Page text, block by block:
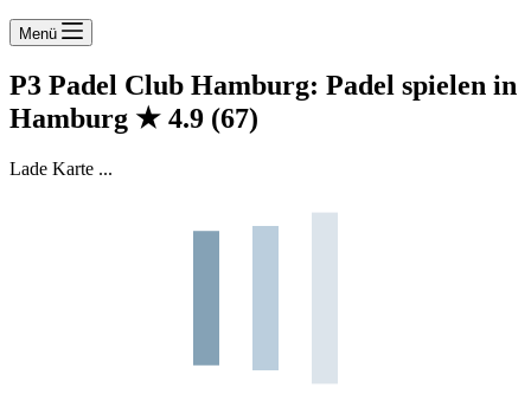
Menü
P3 Padel Club Hamburg: Padel spielen in
Hamburg ★ 4.9 (67)
Lade Karte ...